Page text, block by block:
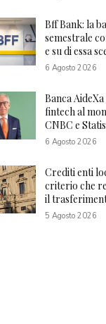
Bff Bank: la
semestrale
e su di essa
6 Agosto 2026
Banca
fintech al
CNBC e
6 Agosto 2026
Crediti enti
criterio che
il
5 Agosto 2026